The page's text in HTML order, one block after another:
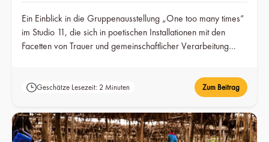
Ein Einblick in die Gruppenausstellung „One too many times“
im Studio 11, die sich in poetischen Installationen mit den
Facetten von Trauer und gemeinschaftlicher Verarbeitung
Geschätze Lesezeit: 2 Minuten Zum Beitrag